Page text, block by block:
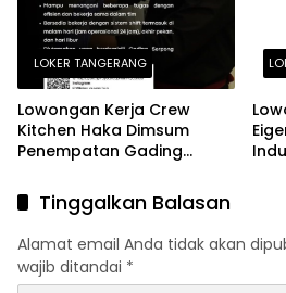
LOKER TANGERANG
Lowongan Kerja Crew
Kitchen Haka Dimsum
Penempatan Gading
Terbaru Agustus 2026
Tinggalkan Balasan
Alamat email Anda tidak akan
wajib ditandai *